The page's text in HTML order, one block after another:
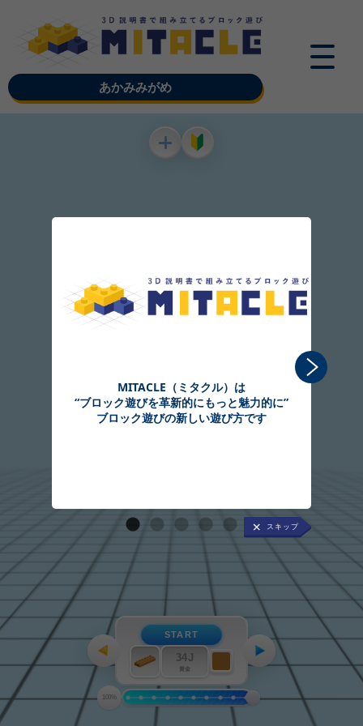
あかみみがめ
MITACLE（ミタクル）は
“ブロック遊びを革新的にもっと魅力的に”
ブロック遊びの新しい遊び方です
START
34J
黄金
100%